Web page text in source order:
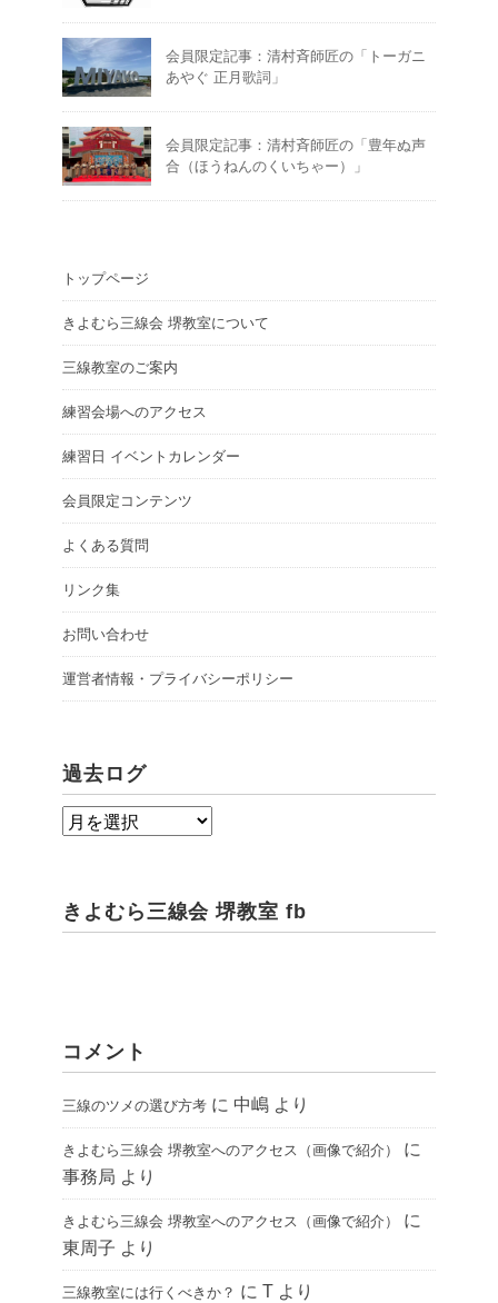
会員限定記事：清村斉師匠の「トーガニ
あやぐ 正月歌詞」
会員限定記事：清村斉師匠の「豊年ぬ声
合（ほうねんのくいちゃー）」
トップページ
きよむら三線会 堺教室について
三線教室のご案内
練習会場へのアクセス
練習日 イベントカレンダー
会員限定コンテンツ
よくある質問
リンク集
お問い合わせ
運営者情報・プライバシーポリシー
過去ログ
過
グ
きよむら三線会 堺教室 fb
コメント
三線のツメの選び方考 に 中嶋 より
きよむら三線会 堺教室へのアクセス（画像で紹介）
に
事務局 より
きよむら三線会 堺教室へのアクセス（画像で紹介）
に
東周子 より
三線教室には行くべきか？ に T より